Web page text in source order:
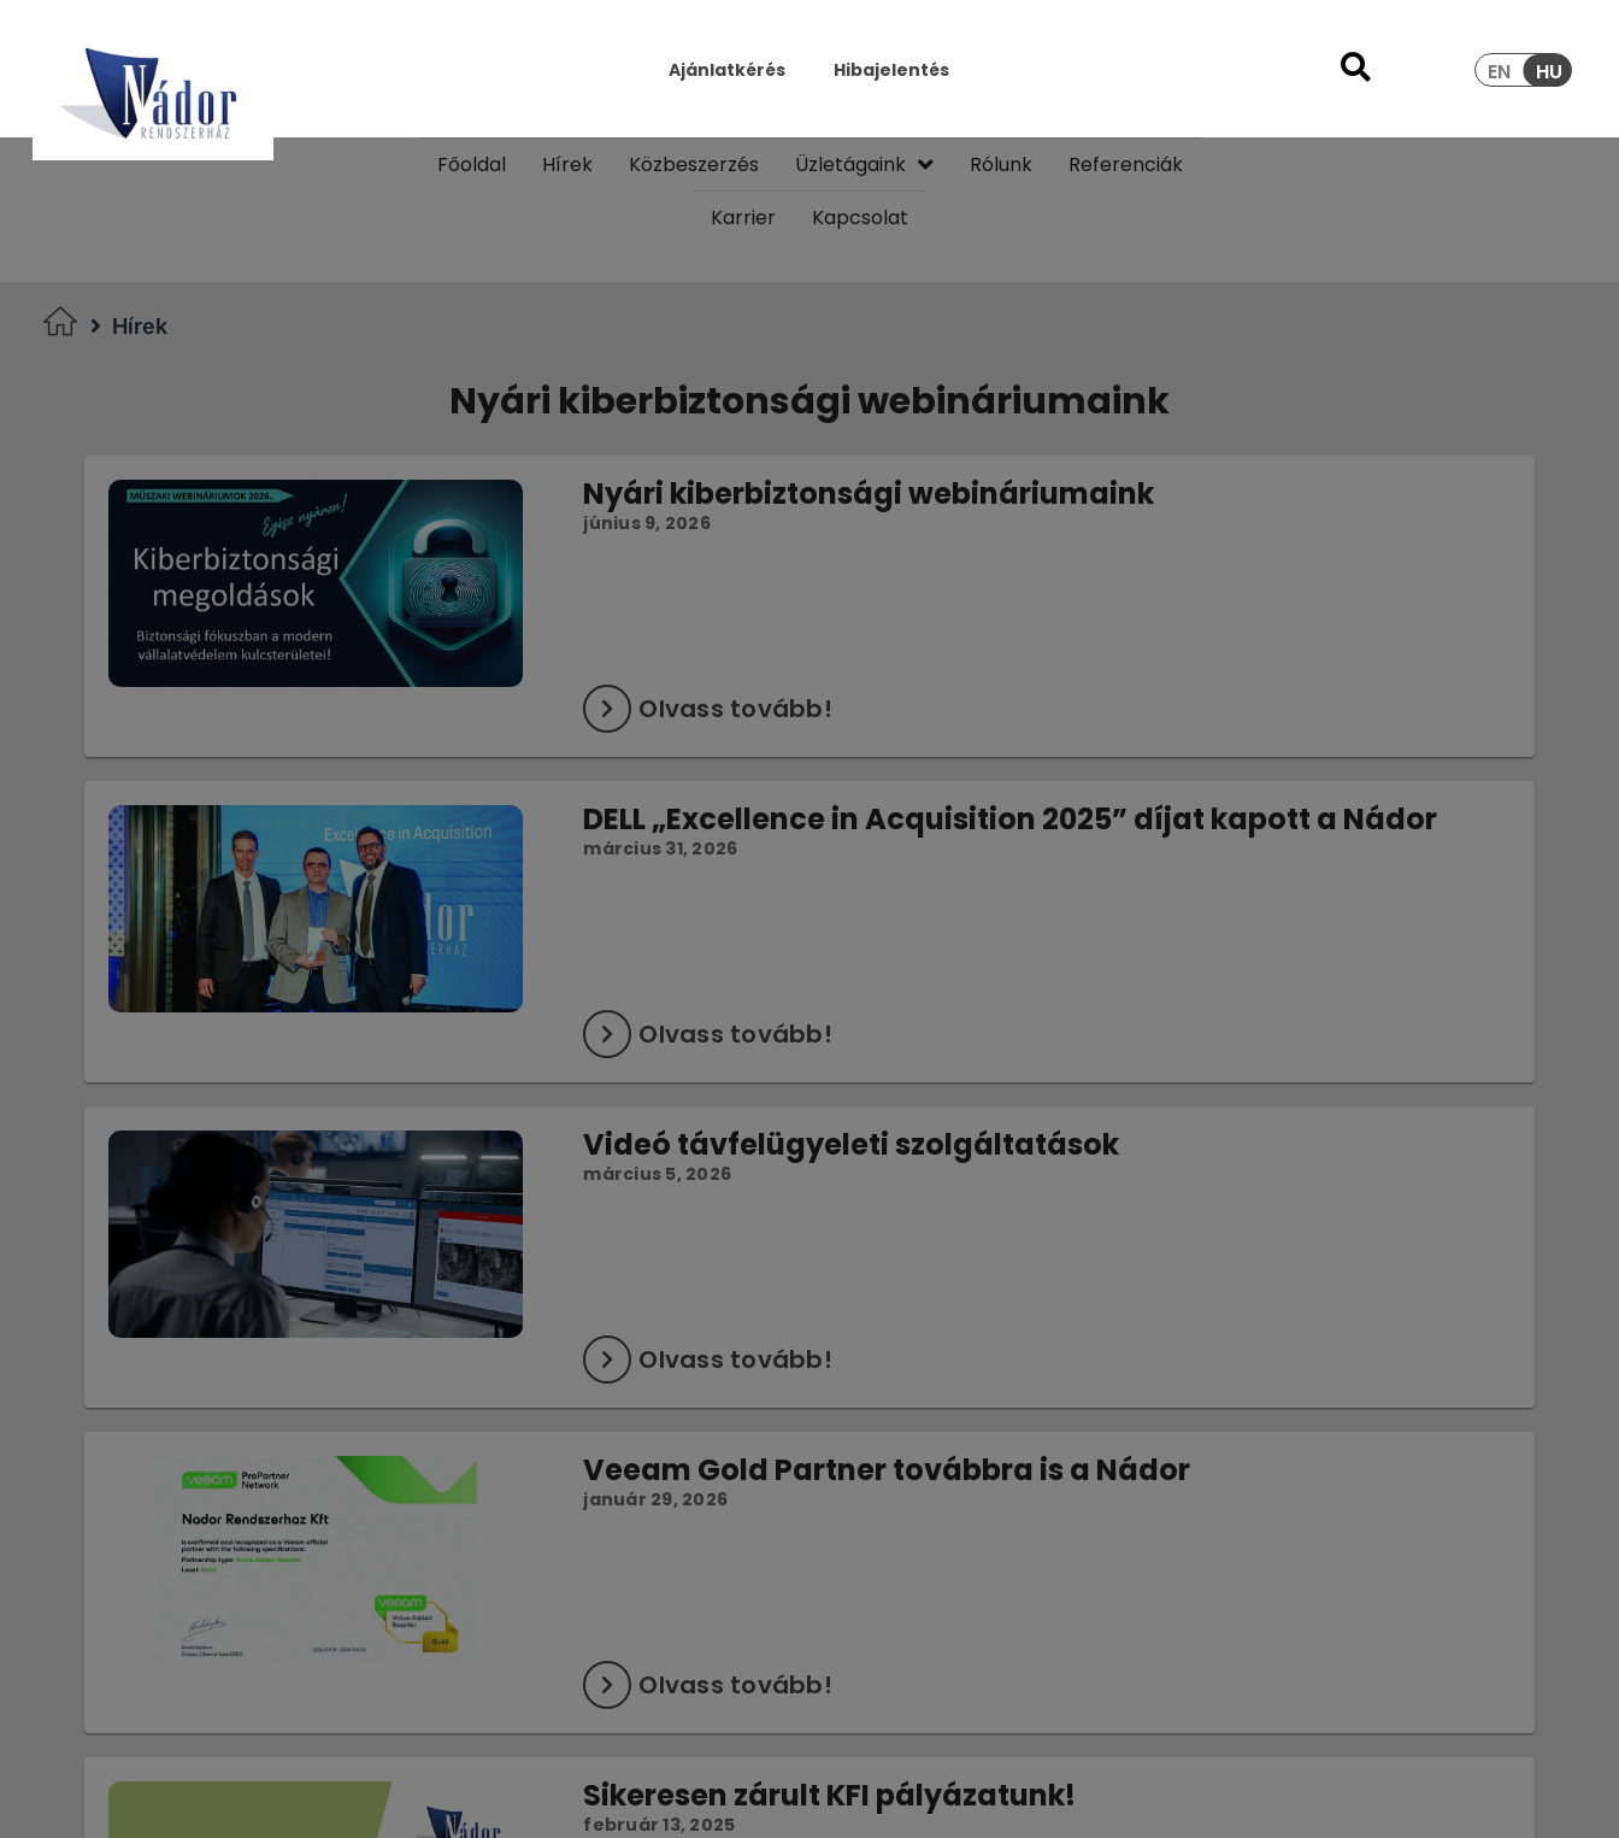
Ajánlatkérés Hibajelentés HU
EN
Főoldal Hírek Közbeszerzés Üzletágaink Rólunk
Referenciák
Karrier
Kapcsolat
Hírek
Nyári kiberbiztonsági webináriumaink
Nyári kiberbiztonsági webináriumaink
június 9, 2026
Olvass tovább!
DELL „Excellence in Acquisition 2025” díjat kapott a Nádor
március 31, 2026
Olvass tovább!
Videó távfelügyeleti szolgáltatások
március 5, 2026
Olvass tovább!
Veeam Gold Partner továbbra is a Nádor
január 29, 2026
Olvass tovább!
Sikeresen zárult KFI pályázatunk!
február 13, 2025